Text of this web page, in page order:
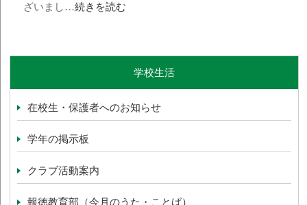
ざいまし…続きを読む
学校生活
在校生・保護者へのお知らせ
学年の掲示板
クラブ活動案内
報徳教育部（今月のうた・ことば）